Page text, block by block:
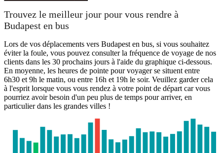
Trouvez le meilleur jour pour vous rendre à
Budapest en bus
Lors de vos déplacements vers Budapest en bus, si vous souhaitez
éviter la foule, vous pouvez consulter la fréquence de voyage de nos
clients dans les 30 prochains jours à l'aide du graphique ci-dessous.
En moyenne, les heures de pointe pour voyager se situent entre
6h30 et 9h le matin, ou entre 16h et 19h le soir. Veuillez garder cela
à l'esprit lorsque vous vous rendez à votre point de départ car vous
pourriez avoir besoin d'un peu plus de temps pour arriver, en
particulier dans les grandes villes !